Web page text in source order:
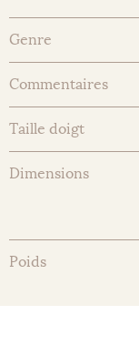
Genre
Commentaires
Taille doigt
Dimensions
Poids